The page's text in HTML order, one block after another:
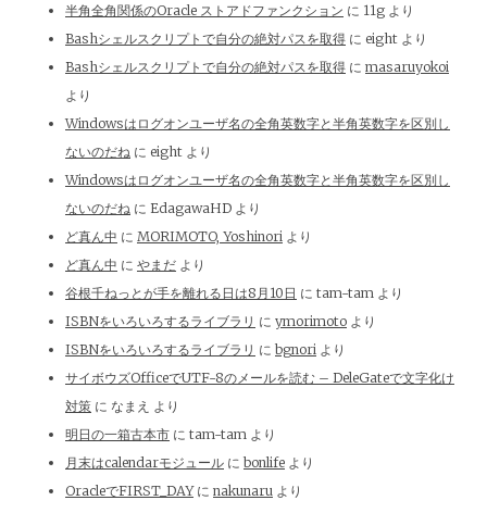
半角全角関係のOracle ストアドファンクション に 11g より
Bashシェルスクリプトで自分の絶対パスを取得 に eight より
Bashシェルスクリプトで自分の絶対パスを取得 に masaruyokoi
より
Windowsはログオンユーザ名の全角英数字と半角英数字を区別し
ないのだね に eight より
Windowsはログオンユーザ名の全角英数字と半角英数字を区別し
ないのだね に EdagawaHD より
ど真ん中 に MORIMOTO, Yoshinori より
ど真ん中 に やまだ より
谷根千ねっとが手を離れる日は8月10日 に tam-tam より
ISBNをいろいろするライブラリ に ymorimoto より
ISBNをいろいろするライブラリ に bgnori より
サイボウズOfficeでUTF-8のメールを読む – DeleGateで文字化け
対策 に なまえ より
明日の一箱古本市 に tam-tam より
月末はcalendarモジュール に bonlife より
OracleでFIRST_DAYに nakunaru より